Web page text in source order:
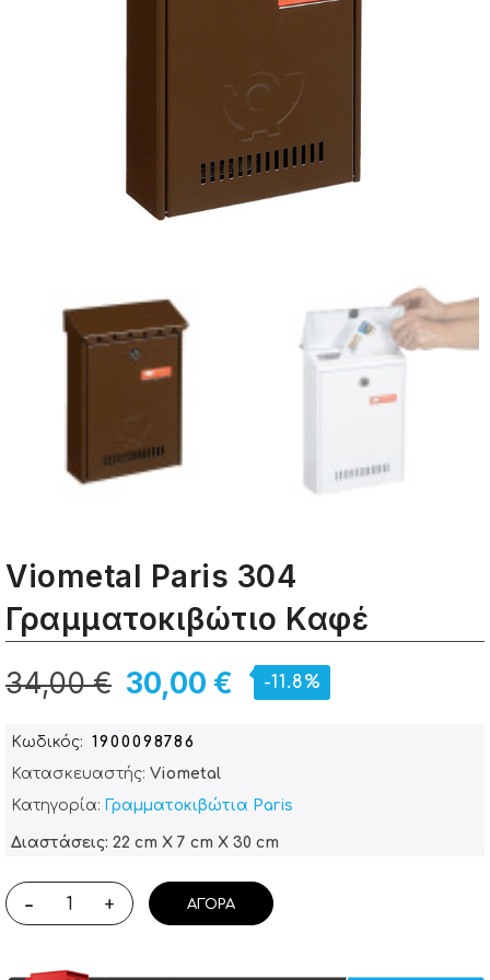
Viometal Paris 304
Γραμματοκιβώτιο Καφέ
30,00 €
34,00 € -11.8%
Κωδικός
1900098786
Κατασκευαστής: Viometal
Κατηγορία: Γραμματοκιβώτια Paris
Διαστάσεις: 22 cm X 7 cm X 30 cm
- + ΑΓΟΡΆ